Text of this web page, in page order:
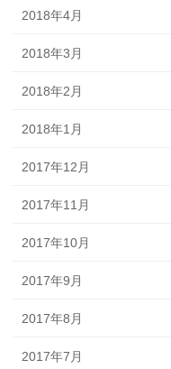
2018年4月
2018年3月
2018年2月
2018年1月
2017年12月
2017年11月
2017年10月
2017年9月
2017年8月
2017年7月